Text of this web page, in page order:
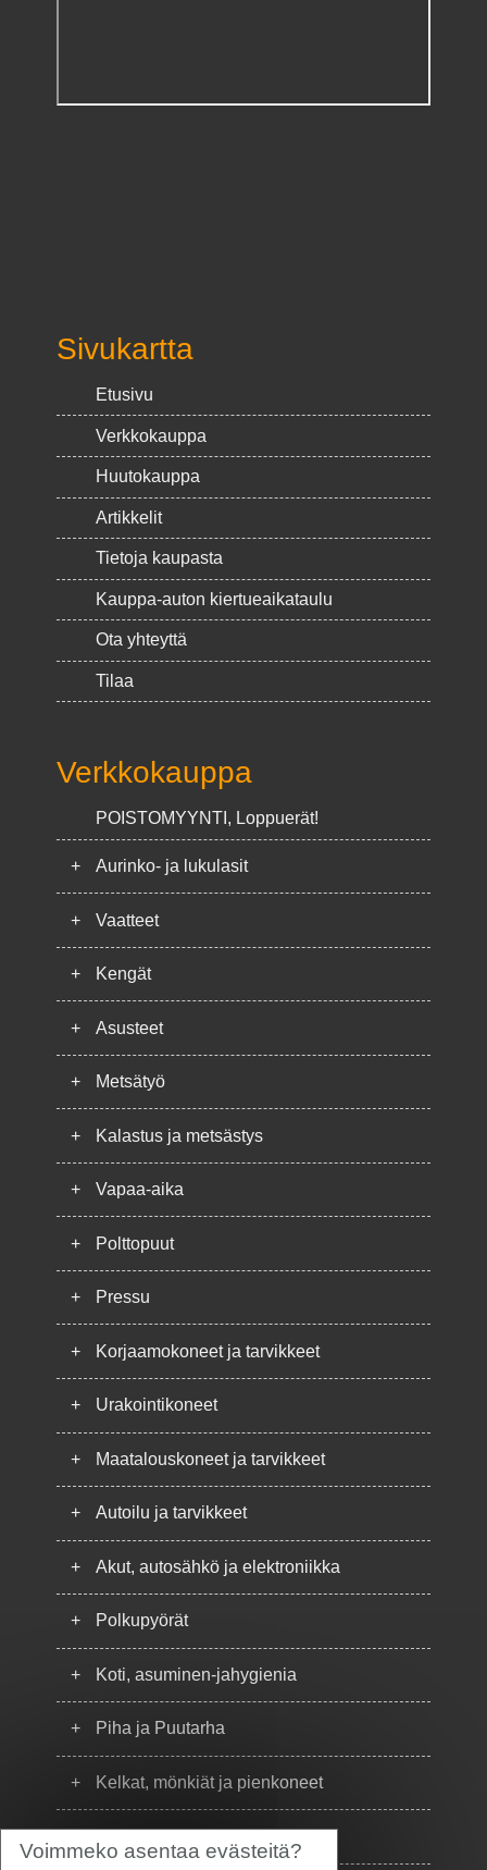
Voimmeko asentaa evästeitä?
Sivukartta
Etusivu
Verkkokauppa
Huutokauppa
Artikkelit
Tietoja kaupasta
Kauppa-auton kiertueaikataulu
Ota yhteyttä
Tilaa
Verkkokauppa
POISTOMYYNTI, Loppuerät!
+ Aurinko- ja lukulasit
+ Vaatteet
+ Kengät
+ Asusteet
+ Metsätyö
+ Kalastus ja metsästys
+ Vapaa-aika
+ Polttopuut
+ Pressu
+ Korjaamokoneet ja tarvikkeet
+ Urakointikoneet
+ Maatalouskoneet ja tarvikkeet
+ Autoilu ja tarvikkeet
+ Akut, autosähkö ja elektroniikka
+ Polkupyörät
+ Koti, asuminen-jahygienia
+ Piha ja Puutarha
+ Kelkat, mönkiät ja pienkoneet